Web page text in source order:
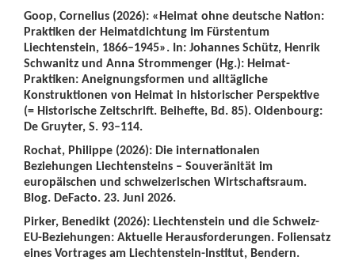
Goop, Cornelius (2026): «Heimat ohne deutsche Nation:
Praktiken der Heimatdichtung im Fürstentum
Liechtenstein, 1866–1945». In: Johannes Schütz, Henrik
Schwanitz und Anna Strommenger (Hg.): Heimat-
Praktiken: Aneignungsformen und alltägliche
Konstruktionen von Heimat in historischer Perspektive
(= Historische Zeitschrift. Beihefte, Bd. 85). Oldenbourg:
De Gruyter, S. 93–114.
Rochat, Philippe (2026): Die internationalen
Beziehungen Liechtensteins – Souveränität im
europäischen und schweizerischen Wirtschaftsraum.
Blog. DeFacto. 23. Juni 2026.
Pirker, Benedikt (2026): Liechtenstein und die Schweiz-
EU-Beziehungen: Aktuelle Herausforderungen. Foliensatz
eines Vortrages am Liechtenstein-Institut, Bendern.